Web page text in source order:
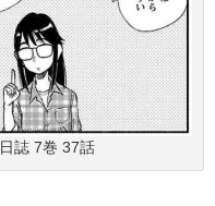
誌 7巻 37話